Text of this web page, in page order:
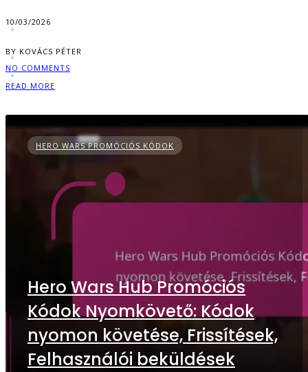
10/03/2026
BY KOVÁCS PÉTER
NO COMMENTS
READ MORE
HERO WARS PROMÓCIÓS KÓDOK
Hero Wars Hub Promóciós
Kódok Nyomkövető: Kódok
nyomon követése, Frissítések,
Felhasználói beküldések